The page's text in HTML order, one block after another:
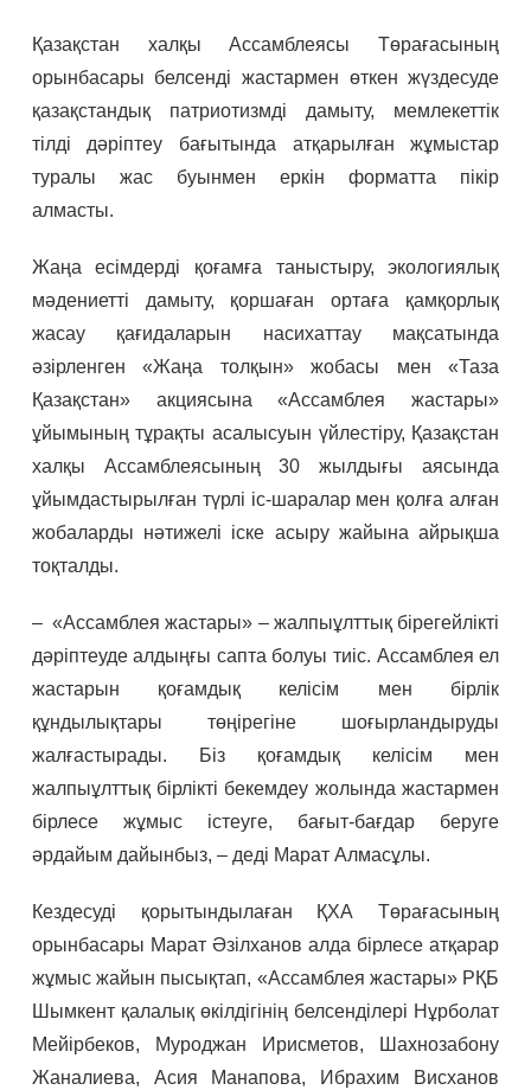
Қазақстан халқы Ассамблеясы Төрағасының
орынбасары белсенді жастармен өткен жүздесуде
қазақстандық патриотизмді дамыту, мемлекеттік
тілді дәріптеу бағытында атқарылған жұмыстар
туралы жас буынмен еркін форматта пікір
алмасты.
Жаңа есімдерді қоғамға таныстыру, экологиялық
мәдениетті дамыту, қоршаған ортаға қамқорлық
жасау қағидаларын насихаттау мақсатында
әзірленген «Жаңа толқын» жобасы мен «Таза
Қазақстан» акциясына «Ассамблея жастары»
ұйымының тұрақты асалысуын үйлестіру, Қазақстан
халқы Ассамблеясының 30 жылдығы аясында
ұйымдастырылған түрлі іс-шаралар мен қолға алған
жобаларды нәтижелі іске асыру жайына айрықша
тоқталды.
– «Ассамблея жастары» – жалпыұлттық бірегейлікті
дәріптеуде алдыңғы сапта болуы тиіс. Ассамблея ел
жастарын қоғамдық келісім мен бірлік
құндылықтары төңірегіне шоғырландыруды
жалғастырады. Біз қоғамдық келісім мен
жалпыұлттық бірлікті бекемдеу жолында жастармен
бірлесе жұмыс істеуге, бағыт-бағдар беруге
әрдайым дайынбыз, – деді Марат Алмасұлы.
Кездесуді қорытындылаған ҚХА Төрағасының
орынбасары Марат Әзілханов алда бірлесе атқарар
жұмыс жайын пысықтап, «Ассамблея жастары» РҚБ
Шымкент қалалық өкілдігінің белсенділері Нұрболат
Мейірбеков, Муроджан Ирисметов, Шахнозабону
Жаналиева, Асия Манапова, Ибрахим Висханов